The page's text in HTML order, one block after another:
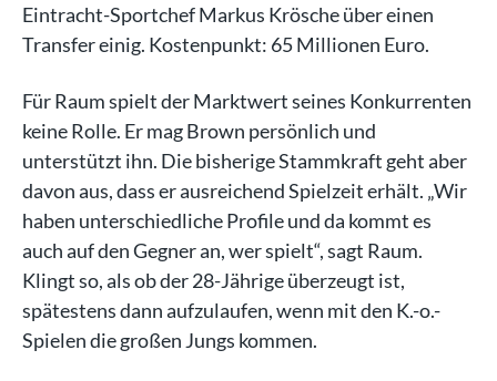
Eintracht-Sportchef Markus Krösche über einen
Transfer einig. Kostenpunkt: 65 Millionen Euro.
Für Raum spielt der Marktwert seines Konkurrenten
keine Rolle. Er mag Brown persönlich und
unterstützt ihn. Die bisherige Stammkraft geht aber
davon aus, dass er ausreichend Spielzeit erhält. „Wir
haben unterschiedliche Profile und da kommt es
auch auf den Gegner an, wer spielt“, sagt Raum.
Klingt so, als ob der 28-Jährige überzeugt ist,
spätestens dann aufzulaufen, wenn mit den K.-o.-
Spielen die großen Jungs kommen.